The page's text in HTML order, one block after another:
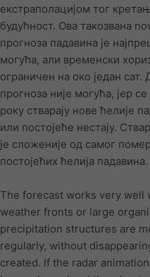
екстраполацијом тог
будућност. Ова такозвана
прогноза падавина је
могућа, али временски
ограничен на око један сат.
прогноза није могућа, јер
року стварају нове ћелије
или постојеће нестају.
је сложеније од самог
постојећих ћелија падавина.
The forecast works very well
weather fronts or large
precipitation structures are
regularly, without
created. If the radar